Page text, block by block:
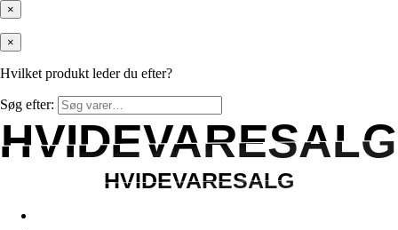
×
×
Hvilket produkt leder du efter?
Søg efter:
HVIDEVARESALG
HVIDEVARESALG
HVIDEVARESALG
HVIDEVARESALG